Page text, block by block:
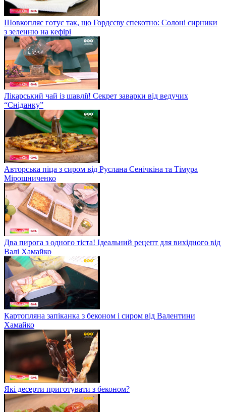
Шовкопляс готує так, що Гордєєву спекотно: Солоні сирники
з зеленню на кефірі
Лікарський чай із шавлії! Секрет заварки від ведучих
“Сніданку”
Авторська піца з сиром від Руслана Сенічкіна та Тімура
Мірошниченко
Два пирога з одного тіста! Ідеальний рецепт для вихідного від
Валі Хамайко
Картопляна запіканка з беконом і сиром від Валентини
Хамайко
Які десерти приготувати з беконом?